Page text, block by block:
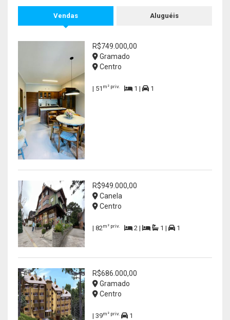
Vendas Aluguéis
R$749.000,00
Gramado
Centro
| 51 m² priv. 1 | 1
R$949.000,00
Canela
Centro
| 82m² priv. 2 | 1 | 1
R$686.000,00
Gramado
Centro
| 39m² priv. 1